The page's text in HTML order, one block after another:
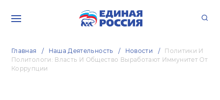
Главная Наша Деятельность Новости
Политики И
Политологи: Власть И Общество Выработают Иммунитет От
Коррупции